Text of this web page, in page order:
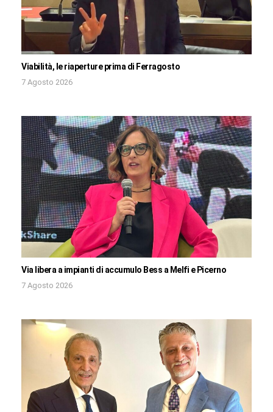
Viabilità, le riaperture prima di Ferragosto
7 Agosto 2026
Via libera a impianti di accumulo Bess a Melfi e Picerno
7 Agosto 2026